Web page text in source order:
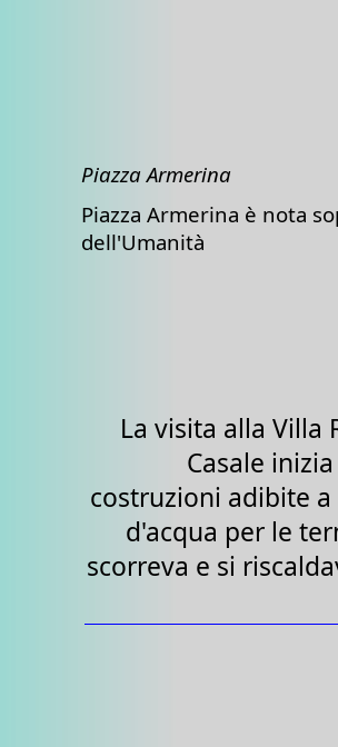
Piazza Armerina
Piazza Armerina è nota
dell'Umanità
La visita alla Villa
Casale
costruzioni adibite
d'acqua per le
scorreva e si